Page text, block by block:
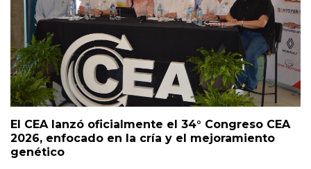
El CEA lanzó oficialmente el 34° Congreso CEA
2026, enfocado en la cría y el mejoramiento
genético